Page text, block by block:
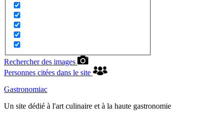
Rechercher des images
Personnes citées dans le site
Gastronomiac
Un site dédié à l'art culinaire et à la haute gastronomie